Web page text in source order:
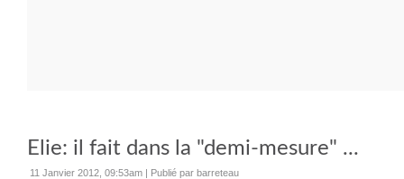
Elie: il fait dans la "demi-mesure" ...
11 Janvier 2012, 09:53am | Publié par barreteau